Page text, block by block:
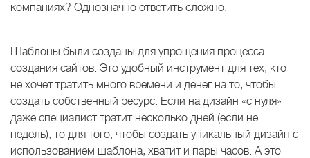
компаниях? Однозначно ответить сложно.
Шаблоны были созданы для упрощения процесса
создания сайтов. Это удобный инструмент для тех, кто
не хочет тратить много времени и денег на то, чтобы
создать собственный ресурс. Если на дизайн «с нуля»
даже специалист тратит несколько дней (если не
недель), то для того, чтобы создать уникальный дизайн с
использованием шаблона, хватит и пары часов. А это